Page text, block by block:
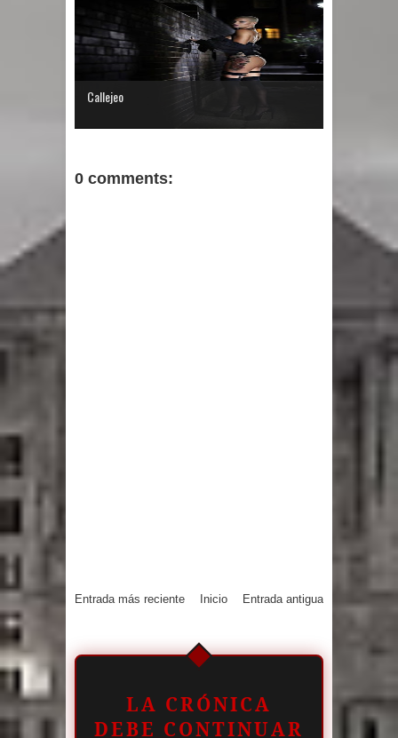
Callejeo
0 comments:
Entrada más reciente Entrada antigua
Inicio
LA CRÓNICA
DEBE CONTINUAR